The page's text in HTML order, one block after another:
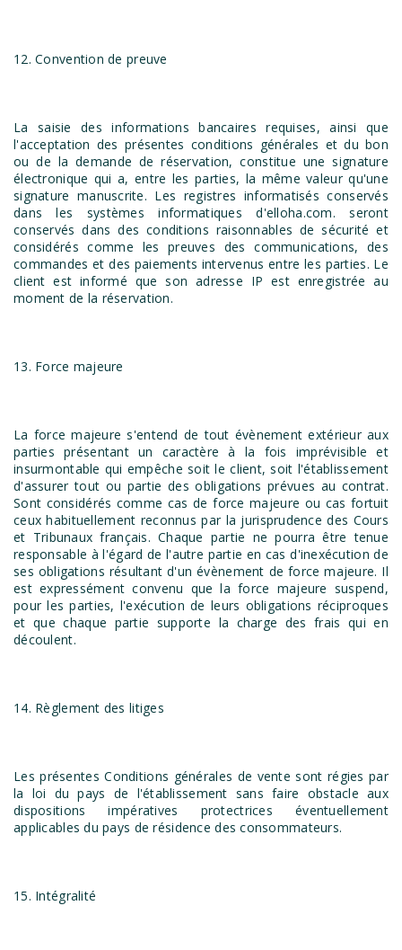
12. Convention de preuve
La saisie des informations bancaires requises, ainsi que
l'acceptation des présentes conditions générales et du bon
ou de la demande de réservation, constitue une signature
électronique qui a, entre les parties, la même valeur qu'une
signature manuscrite. Les registres informatisés conservés
dans les systèmes informatiques d'elloha.com. seront
conservés dans des conditions raisonnables de sécurité et
considérés comme les preuves des communications, des
commandes et des paiements intervenus entre les parties. Le
client est informé que son adresse IP est enregistrée au
moment de la réservation.
13. Force majeure
La force majeure s'entend de tout évènement extérieur aux
parties présentant un caractère à la fois imprévisible et
insurmontable qui empêche soit le client, soit l'établissement
d'assurer tout ou partie des obligations prévues au contrat.
Sont considérés comme cas de force majeure ou cas fortuit
ceux habituellement reconnus par la jurisprudence des Cours
et Tribunaux français. Chaque partie ne pourra être tenue
responsable à l'égard de l'autre partie en cas d'inexécution de
ses obligations résultant d'un évènement de force majeure. Il
est expressément convenu que la force majeure suspend,
pour les parties, l'exécution de leurs obligations réciproques
et que chaque partie supporte la charge des frais qui en
découlent.
14. Règlement des litiges
Les présentes Conditions générales de vente sont régies par
la loi du pays de l'établissement sans faire obstacle aux
dispositions impératives protectrices éventuellement
applicables du pays de résidence des consommateurs.
15. Intégralité